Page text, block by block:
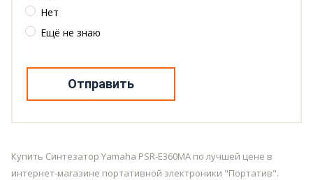
Нет
Ещё не знаю
Отправить
Купить Синтезатор Yamaha PSR-E360MA по лучшей цене в
интернет-магазине портативной электроники "Портатив".